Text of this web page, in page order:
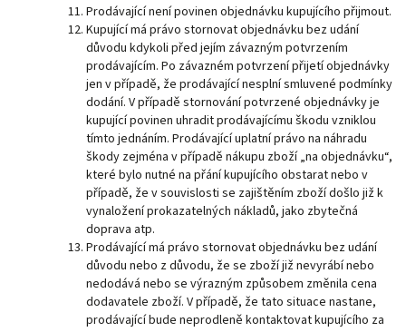
Prodávající není povinen objednávku kupujícího přijmout.
Kupující má právo stornovat objednávku bez udání
důvodu kdykoli před jejím závazným potvrzením
prodávajícím. Po závazném potvrzení přijetí objednávky
jen v případě, že prodávající nesplní smluvené podmínky
dodání. V případě stornování potvrzené objednávky je
kupující povinen uhradit prodávajícímu škodu vzniklou
tímto jednáním. Prodávající uplatní právo na náhradu
škody zejména v případě nákupu zboží „na objednávku“,
které bylo nutné na přání kupujícího obstarat nebo v
případě, že v souvislosti se zajištěním zboží došlo již k
vynaložení prokazatelných nákladů, jako zbytečná
doprava atp.
Prodávající má právo stornovat objednávku bez udání
důvodu nebo z důvodu, že se zboží již nevyrábí nebo
nedodává nebo se výrazným způsobem změnila cena
dodavatele zboží. V případě, že tato situace nastane,
prodávající bude neprodleně kontaktovat kupujícího za